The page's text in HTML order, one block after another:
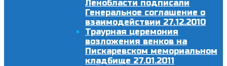
Ленобласти подписали
Генеральное соглашение о
взаимодействии 27.12.2010
Траурная церемония
возложения венков на
Пискаревском мемориальном
кладбище 27.01.2011